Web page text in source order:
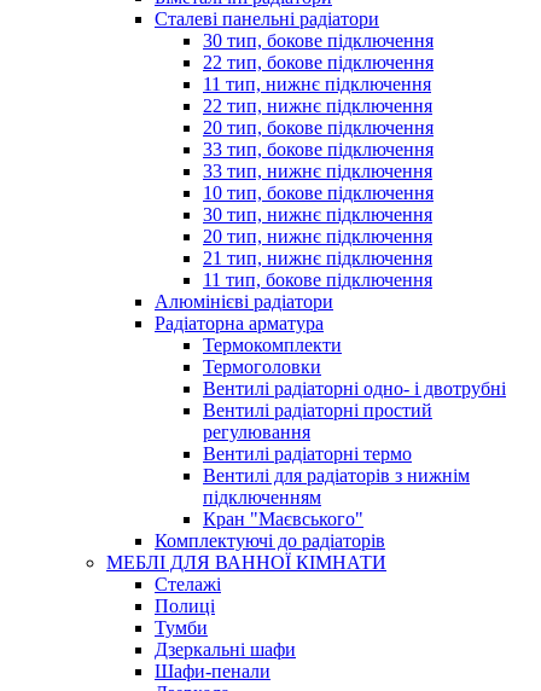
Сталеві панельні радіатори
30 тип, бокове підключення
22 тип, бокове підключення
11 тип, нижнє підключення
22 тип, нижнє підключення
20 тип, бокове підключення
33 тип, бокове підключення
33 тип, нижнє підключення
10 тип, бокове підключення
30 тип, нижнє підключення
20 тип, нижнє підключення
21 тип, нижнє підключення
11 тип, бокове підключення
Алюмінієві радіатори
Радіаторна арматура
Термокомплекти
Термоголовки
Вентилі радіаторні одно- і двотрубні
Вентилі радіаторні простий
регулювання
Вентилі радіаторні термо
Вентилі для радіаторів з нижнім
підключенням
Кран "Маєвського"
Комплектуючі до радіаторів
МЕБЛІ ДЛЯ ВАННОЇ КІМНАТИ
Стелажі
Полиці
Тумби
Дзеркальні шафи
Шафи-пенали